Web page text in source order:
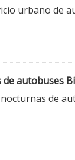
urbano de
de autobuses
de